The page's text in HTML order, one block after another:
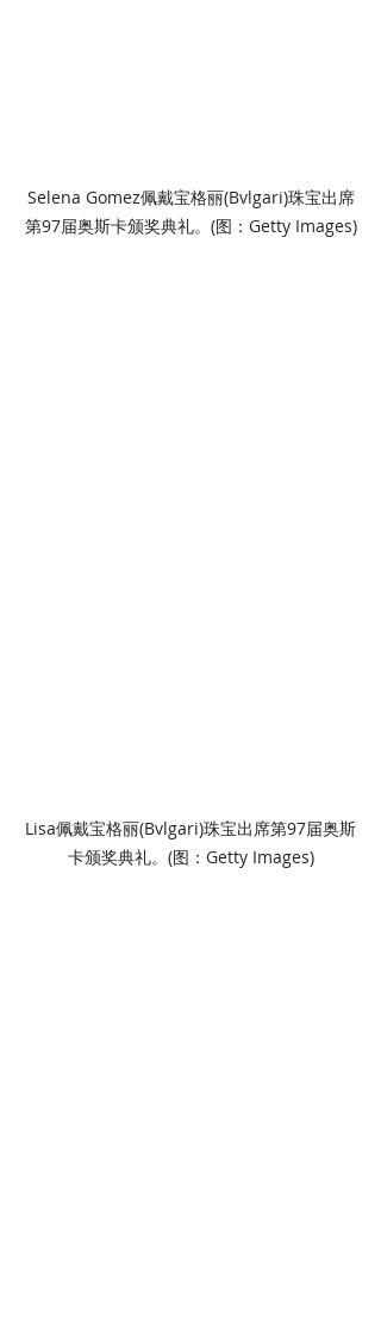
Selena Gomez佩戴宝格丽(Bvlgari)珠宝出席
第97届奥斯卡颁奖典礼。(图：Getty Images)
Lisa佩戴宝格丽(Bvlgari)珠宝出席第97届奥斯
卡颁奖典礼。(图：Getty Images)